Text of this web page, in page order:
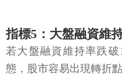
指標5：大盤融資維
若大盤融資維持率跌
態，股市容易出現轉折點